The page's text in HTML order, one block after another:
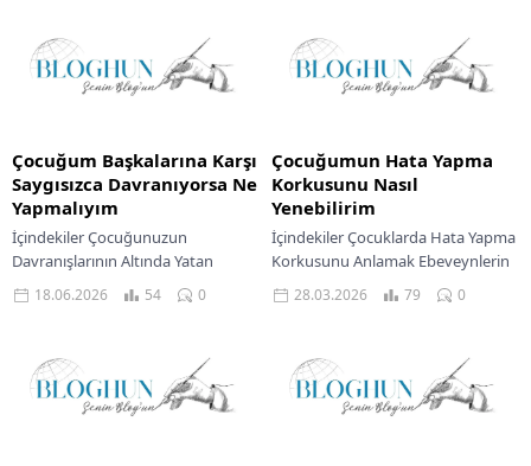
Kurma...
Olun Anma Ve Hatırlama...
Çocuğum Başkalarına Karşı
Saygısızca Davranıyorsa Ne
Yapmalıyım
İçindekiler Çocuğunuzun
Davranışlarının Altında Yatan
Nedenler Saygısız Davranışlara
Yönelik Etkili Çözümler Sevgili
başkalarına karşı saygısızca
davrandığını görmek, şüphesiz...
18.06.2026 54 0
Çocuğumun Hata Yapma
Korkusunu Nasıl
Yenebilirim
İçindekiler Çocuklarda Hata Yapma
Korkusunu Anlamak Ebeveynlerin
Rolü Ve Destekleyici Yaklaşımlar
Çocuğunuzun Hata Korkusunu
Sevgili ebeveynler,...
28.03.2026 79 0